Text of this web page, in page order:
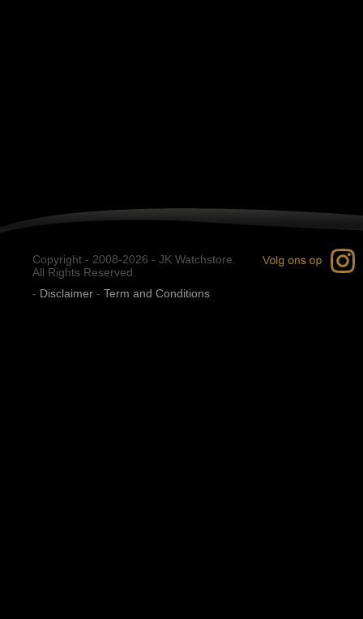
Copyright - 2008-2026 - JK Watchstore.
All Rights Reserved.
- Disclaimer - Term and Conditions